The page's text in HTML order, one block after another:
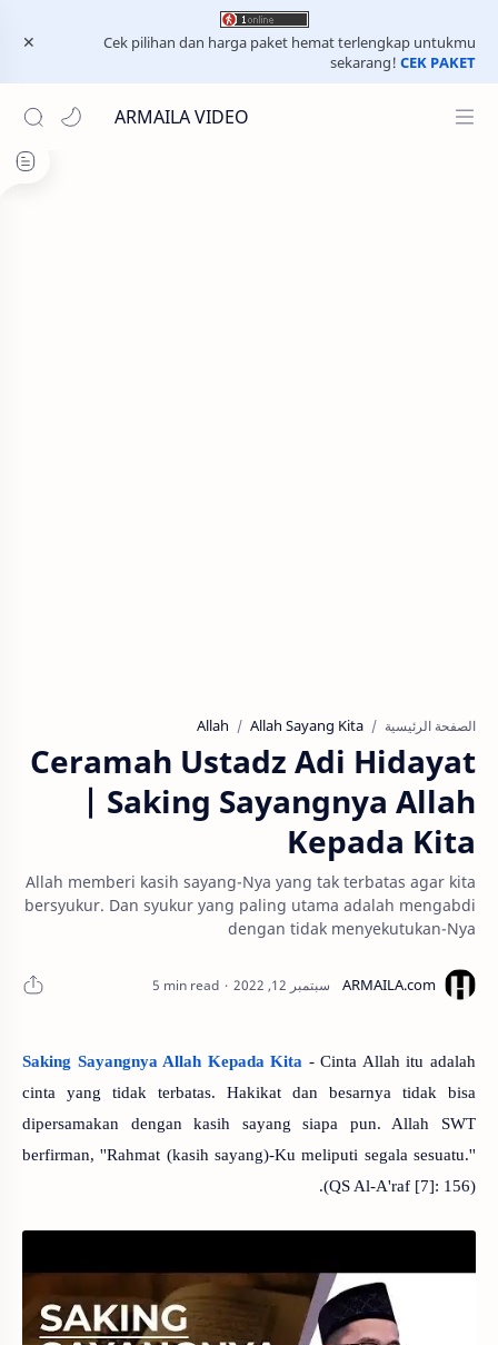
Cek pilihan dan harga paket hemat terlengkap untukmu
sekarang! CEK PAKET
ARMAILA VIDEO
الصفحة الرئيسية Allah Allah Sayang Kita
Ceramah Ustadz Adi Hidayat
| Saking Sayangnya Allah
Kepada Kita
Allah memberi kasih sayang-Nya yang tak terbatas agar kita
bersyukur. Dan syukur yang paling utama adalah mengabdi
dengan tidak menyekutukan-Nya
5 min read
Saking Sayangnya Allah Kepada Kita - Cinta Allah itu adalah
cinta yang tidak terbatas. Hakikat dan besarnya tidak bisa
dipersamakan dengan kasih sayang siapa pun. Allah SWT
berfirman, ''Rahmat (kasih sayang)-Ku meliputi segala sesuatu.''
(QS Al-A'raf [7]: 156).